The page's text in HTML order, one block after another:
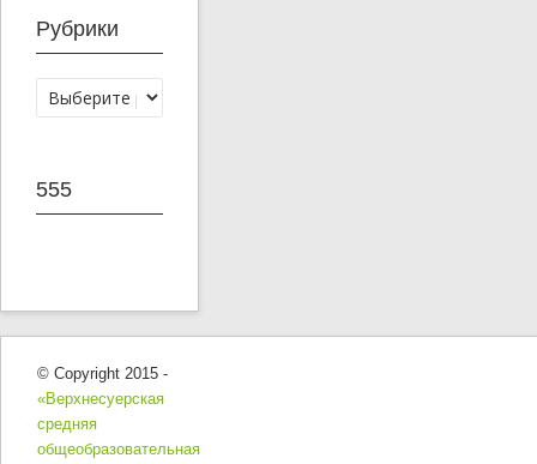
Рубрики
555
© Copyright 2015 -
«Верхнесуерская
средняя
общеобразовательная